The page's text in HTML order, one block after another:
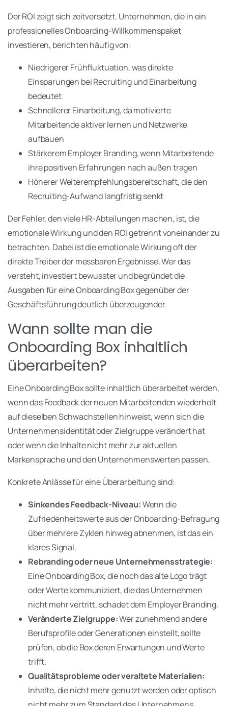
Der ROI zeigt sich zeitversetzt. Unternehmen, die in ein
professionelles Onboarding-Willkommenspaket
investieren, berichten häufig von:
Niedrigerer Frühfluktuation, was direkte
Einsparungen bei Recruiting und Einarbeitung
bedeutet
Schnellerer Einarbeitung, da motivierte
Mitarbeitende aktiver lernen und Netzwerke
aufbauen
Stärkerem Employer Branding, wenn Mitarbeitende
ihre positiven Erfahrungen nach außen tragen
Höherer Weiterempfehlungsbereitschaft, die den
Recruiting-Aufwand langfristig senkt
Der Fehler, den viele HR-Abteilungen machen, ist, die
emotionale Wirkung und den ROI getrennt voneinander zu
betrachten. Dabei ist die emotionale Wirkung oft der
direkte Treiber der messbaren Ergebnisse. Wer das
versteht, investiert bewusster und begründet die
Ausgaben für eine Onboarding Box gegenüber der
Geschäftsführung deutlich überzeugender.
Wann sollte man die
Onboarding Box inhaltlich
überarbeiten?
Eine Onboarding Box sollte inhaltlich überarbeitet werden,
wenn das Feedback der neuen Mitarbeitenden wiederholt
auf dieselben Schwachstellen hinweist, wenn sich die
Unternehmensidentität oder Zielgruppe verändert hat
oder wenn die Inhalte nicht mehr zur aktuellen
Markensprache und den Unternehmenswerten passen.
Konkrete Anlässe für eine Überarbeitung sind:
Sinkendes Feedback-Niveau:Wenn die
Zufriedenheitswerte aus der Onboarding-Befragung
über mehrere Zyklen hinweg abnehmen, ist das ein
klares Signal.
Rebranding oder neue Unternehmensstrategie:
Eine Onboarding Box, die noch das alte Logo trägt
oder Werte kommuniziert, die das Unternehmen
nicht mehr vertritt, schadet dem Employer Branding.
Veränderte Zielgruppe:Wer zunehmend andere
Berufsprofile oder Generationen einstellt, sollte
prüfen, ob die Box deren Erwartungen und Werte
trifft.
Qualitätsprobleme oder veraltete Materialien:
Inhalte, die nicht mehr genutzt werden oder optisch